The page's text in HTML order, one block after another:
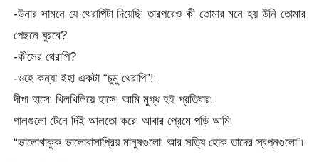
-উনার সামনে যে থেরাপিটা দিয়েছি৷ তারপরেও কী তোমার মনে হয় উনি তোমার
পেছনে ঘুরবে?
-কীসের থেরাপি?
-ওহে কন্যা ইহা একটা “চুমু থেরাপি”!৷
দীপা হাসে৷ খিলখিলিয়ে হাসে৷ আমি মুগ্ধ হই প্রতিবার৷
গালগুলো টেনে দিই আলতো করে৷ আবার প্রেমে পড়ি আমি৷
“ভালোথাকুক ভালোবাসাপ্রিয় মানুষগুলো৷ আর সত্যি হোক তাদের স্বপ্নগুলো”৷